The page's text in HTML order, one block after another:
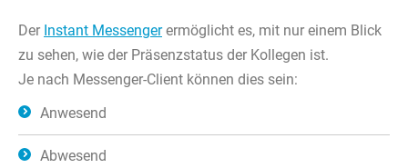
Der Instant Messengerermöglicht es, mit nur einem Blick
zu sehen, wie der Präsenzstatus der Kollegen ist.
Je nach Messenger-Client können dies sein:
Anwesend
Abwesend